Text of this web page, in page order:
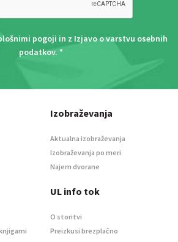
pogoji in z Izjavo o varstvu osebnih
podatkov. *
Izobraževanja
Aktualna izobraževanja
Izobraževanja po meri
Najem dvorane
UL info tok
O storitvi
Preizkusi brezplačno